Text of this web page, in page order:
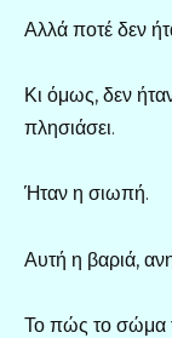
Αλλά ποτέ δεν
Κι όμως, δεν
πλησιάσει.
Ήταν η σιωπή.
Αυτή η βαριά,
Το πώς το σώμα